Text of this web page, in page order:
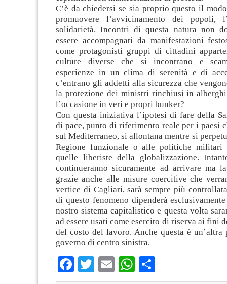
C’è da chiedersi se sia proprio questo il
promuovere l’avvicinamento dei popoli,
solidarietà. Incontri di questa natura non
essere accompagnati da manifestazioni
come protagonisti gruppi di cittadini
culture diverse che si incontrano e
esperienze in un clima di serenità e di
c’entrano gli addetti alla sicurezza che
la protezione dei ministri rinchiusi in
l’occasione in veri e propri bunker?
Con questa iniziativa l’ipotesi di fare della
di pace, punto di riferimento reale per i paesi
sul Mediterraneo, si allontana mentre si
Regione funzionale o alle politiche
quelle liberiste della globalizzazione.
continueranno sicuramente ad arrivare ma
grazie anche alle misure coercitive che
vertice di Cagliari, sarà sempre più
di questo fenomeno dipenderà
nostro sistema capitalistico e questa volta
ad essere usati come esercito di riserva ai fini
del costo del lavoro. Anche questa è un’altra
governo di centro sinistra.
Facebook
TwitterEmailWhatsApp